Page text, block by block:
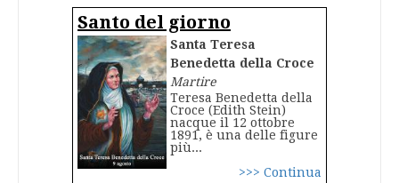
Santo del giorno
Santa Teresa
Benedetta della Croce
Martire
Teresa Benedetta della
Croce (Edith Stein)
nacque il 12 ottobre
1891, è una delle figure
più...
>>> Continua